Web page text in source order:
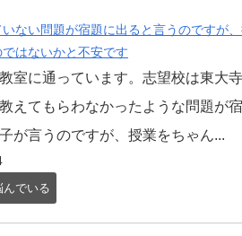
ない問題が宿題に出ると言うのですが
はないかと不安です
室に通っています。志望校は東大
えてもらわなかったような問題が
が言うのですが、授業をちゃん...
んでいる